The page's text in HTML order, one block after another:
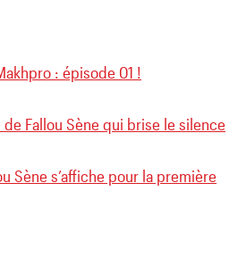
: épisode 01 !
Fallou Sène qui brise le silence
Sène s’affiche pour la première